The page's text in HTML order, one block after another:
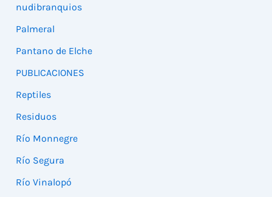
nudibranquios
Palmeral
Pantano de Elche
PUBLICACIONES
Reptiles
Residuos
Río Monnegre
Río Segura
Río Vinalopó